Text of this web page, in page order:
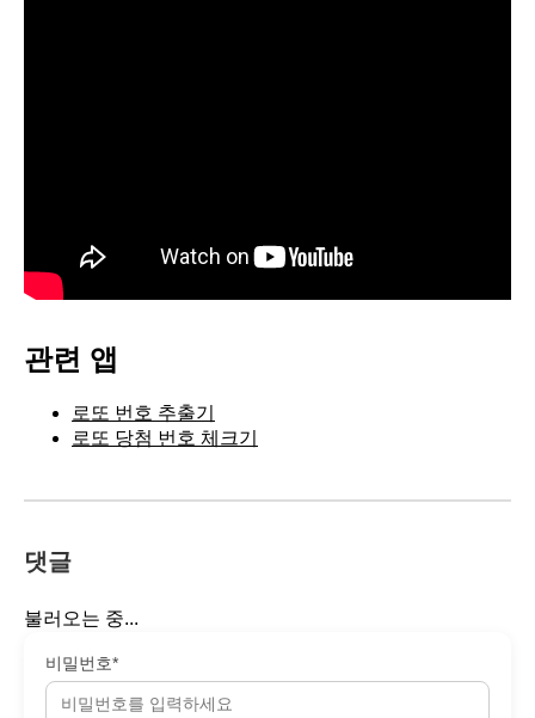
관련 앱
로또 번호 추출기
로또 당첨 번호 체크기
댓글
불러오는 중...
비밀번호*